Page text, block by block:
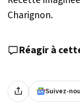
Charignon.
Réagir à
Suivez-